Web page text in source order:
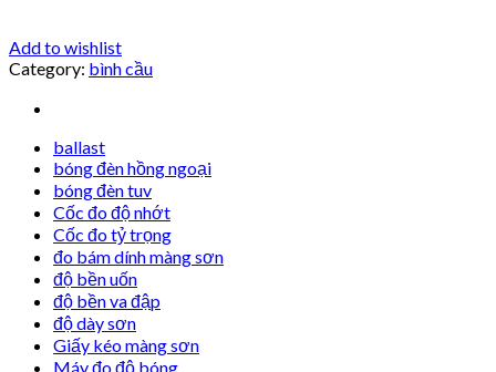
Add to wishlist
Category: bình cầu
ballast
bóng đèn hồng ngoại
bóng đèn tuv
Cốc đo độ nhớt
Cốc đo tỷ trọng
đo bám dính màng sơn
độ bền uốn
độ bền va đập
độ dày sơn
Giấy kéo màng sơn
Máy đo độ bóng